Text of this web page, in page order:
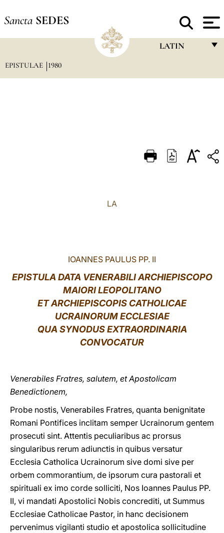
Sancta SEDES
LATIN
DEUTSCH
EPISTULAE 1980
LA
IOANNES PAULUS PP. II
EPISTULA DATA VENERABILI ARCHIEPISCOPO
MAIORI LEOPOLITANO
ET ARCHIEPISCOPIS CATHOLICAE
UCRAINORUM ECCLESIAE
QUA SYNODUS EXTRAORDINARIA
CONVOCATUR
Venerabiles Fratres, salutem, et Apostolicam
Benedictionem,
Probe nostis, Venerabiles Fratres, quanta benignitate
Rοmani Pοntifices inclitam semper Ucrainorum gentem
prosecuti sint. Attentis peculiaribus ac prorsus
singularibus rerum adiunctis in quibus versatur
Ecclesia Catholica Ucrainorum sive domi sive per
orbem commorantium, de ipsorum cura pastorali et
spirituali ex imo corde solliciti, Nos Iοannes Paulus PP.
II, vi mandati Apostolici Nobis concrediti, ut Summus
Ecclesiae Catholicae Pastor, in hanc decisionem
pervenimus vigilanti studio et apοstοlica sοllicitudine